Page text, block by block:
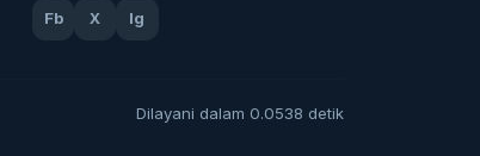
Fb X Ig
Dilayani dalam 0.0538 detik